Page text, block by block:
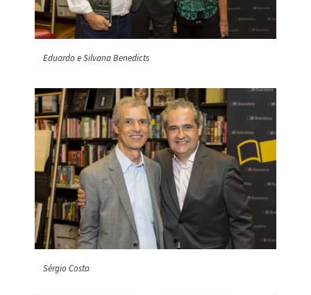
Eduardo e Silvana Benedicts
Sérgio Costa